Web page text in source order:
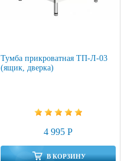
Тумба прикроватная ТП-Л-03
(ящик, дверка)
4 995 Р
В КОРЗИНУ